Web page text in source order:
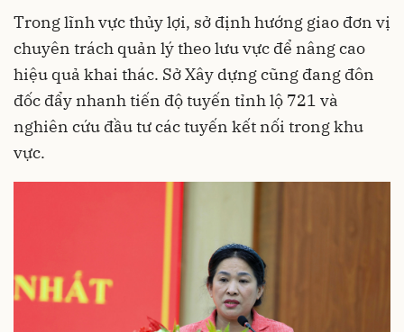
Trong lĩnh vực thủy lợi, sở định hướng giao đơn vị
chuyên trách quản lý theo lưu vực để nâng cao
hiệu quả khai thác. Sở Xây dựng cũng đang đôn
đốc đẩy nhanh tiến độ tuyến tỉnh lộ 721 và
nghiên cứu đầu tư các tuyến kết nối trong khu
vực.